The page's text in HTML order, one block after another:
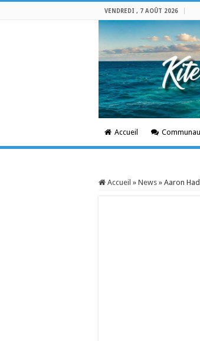
VENDREDI , 7 AOÛT 2026
Accueil
Accueil » News » Aaron